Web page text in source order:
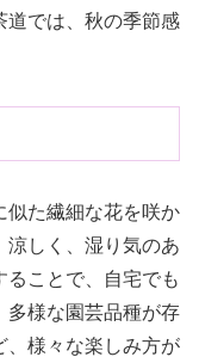
道では、秋の季節感
似た繊細な花を咲か
涼しく、湿り気のあ
ることで、自宅でも
多様な園芸品種が存
、様々な楽しみ方が